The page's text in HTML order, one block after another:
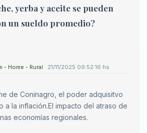
yerba y aceite se pueden
un sueldo promedio?
- Home - Rural 21/11/2025 09:52:16 hs
de Coninagro, el poder adquisitvo
a la inflación.El impacto del atraso de
economías regionales.